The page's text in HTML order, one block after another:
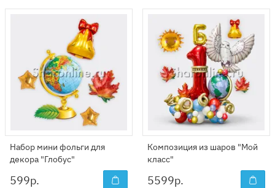
Набор мини фольги для
декора "Глобус"
599р.
Композиция из шаров "Мой
класс"
5599р.